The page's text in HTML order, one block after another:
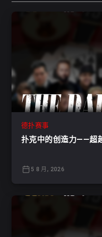
德扑赛事
扑克中的创造力——超
5 8 月, 2026